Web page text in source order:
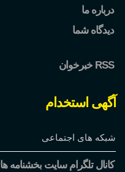
درباره ما
دیدگاه شما
خبرخوان RSS
آگهی استخدام
شبکه های اجتماعی
کانال تلگرام سایت بخشنامه ها